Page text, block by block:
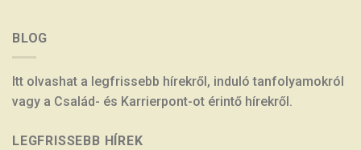
BLOG
Itt olvashat a legfrissebb hírekről, induló tanfolyamokról
vagy a Család- és Karrierpont-ot érintő hírekről.
LEGFRISSEBB HÍREK